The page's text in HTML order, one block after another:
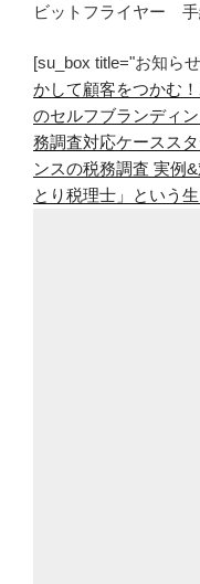
ビットフライヤー 手
[su_box title="お知ら
かして顧客をつかむ
のセルフブランディ
務調査対応ケーススタ
ンスの税務調査 実例
とり税理士」という